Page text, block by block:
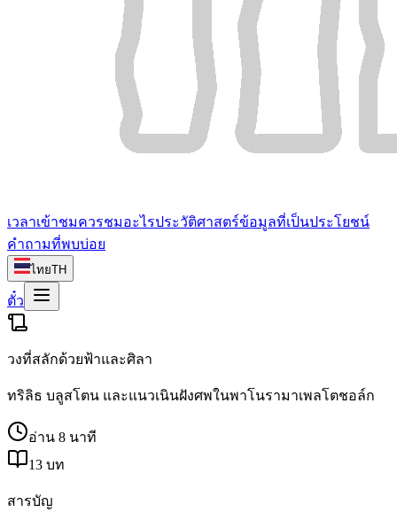
เวลาเข้าชมควรชมอะไรประวัติศาสตร์ข้อมูลที่เป็นประโยชน์
คำถามที่พบบ่อย
ไทยTH
ตั๋ว
วงที่สลักด้วยฟ้าและศิลา
ทริลิธ บลูสโตน และแนวเนินฝังศพในพาโนรามาเพลโตชอล์ก
อ่าน 8 นาที
13 บท
สารบัญ